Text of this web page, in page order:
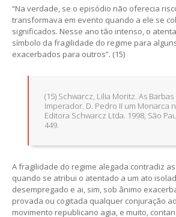
“Na verdade, se o episódio não oferecia
transformava em evento quando a ele se
significados. Nesse ano tão intenso, o
símbolo da fragilidade do regime para
exacerbados para outros”. (15)
(15) Schwarcz, Lilia Moritz. As Barbas
Imperador. D. Pedro II um Monarca
Editora Schwarcz Ltda. 1998, São
449.
A fragilidade do regime alegada contradiz
quando se atribui o atentado a um ato
desempregado e ai, sim, sob ânimo
provada ou cogitada qualquer conjuração
movimento republicano agia, e muito,